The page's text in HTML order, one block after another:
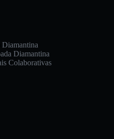
Diamantina
Colaborativas